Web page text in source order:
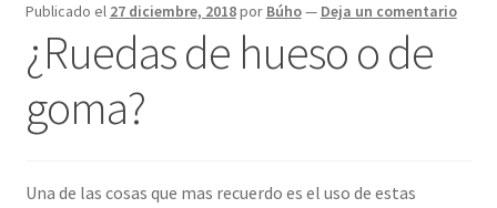
Publicado el 27 diciembre, 2018por Búho— Deja un comentario
¿Ruedas de hueso o de
goma?
Una de las cosas que mas recuerdo es el uso de estas